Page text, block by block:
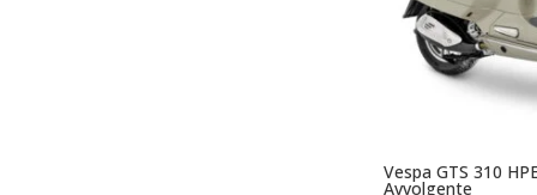
Vespa GTS 310
Avvolgente